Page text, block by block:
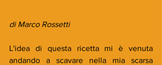
di Marco Rossetti
L'idea di questa ricetta mi è venuta
andando a scavare nella mia scarsa